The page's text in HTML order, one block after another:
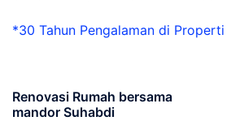
*30 Tahun Pengalaman di Properti
Renovasi Rumah bersama
mandor Suhabdi